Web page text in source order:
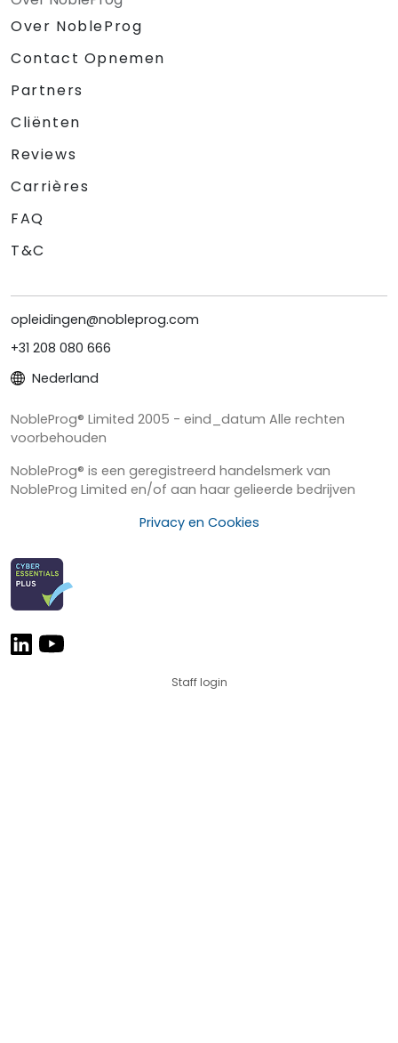
Over NobleProg
Contact Opnemen
Partners
Cliënten
Reviews
Carrières
FAQ
T&C
opleidingen@nobleprog.com
+31 208 080 666
Nederland
NobleProg® Limited 2005 - eind_datum Alle rechten
voorbehouden
NobleProg® is een geregistreerd handelsmerk van
NobleProg Limited en/of aan haar gelieerde bedrijven
Privacy en Cookies
Staff login